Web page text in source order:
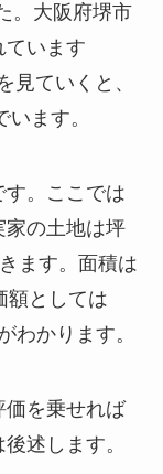
。大阪府堺市
ています
見ていくと、
ます。
す。ここでは
家の土地は坪
ます。面積は
額としては
わかります。
価を乗せれば
述します。